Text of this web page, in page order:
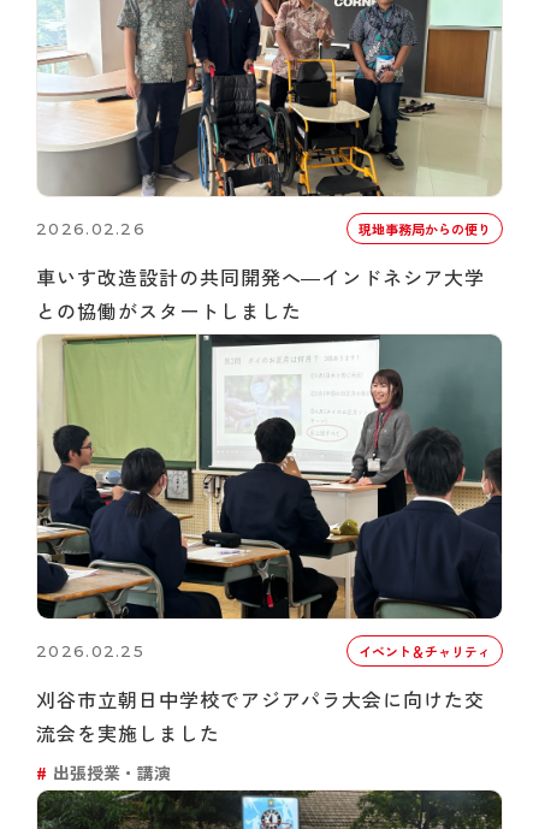
2026.02.26 現地事務局からの便り
車いす改造設計の共同開発へ―インドネシア大学
との協働がスタートしました
2026.02.25 イベント＆チャリティ
刈谷市立朝日中学校でアジアパラ大会に向けた交
流会を実施しました
出張授業・講演